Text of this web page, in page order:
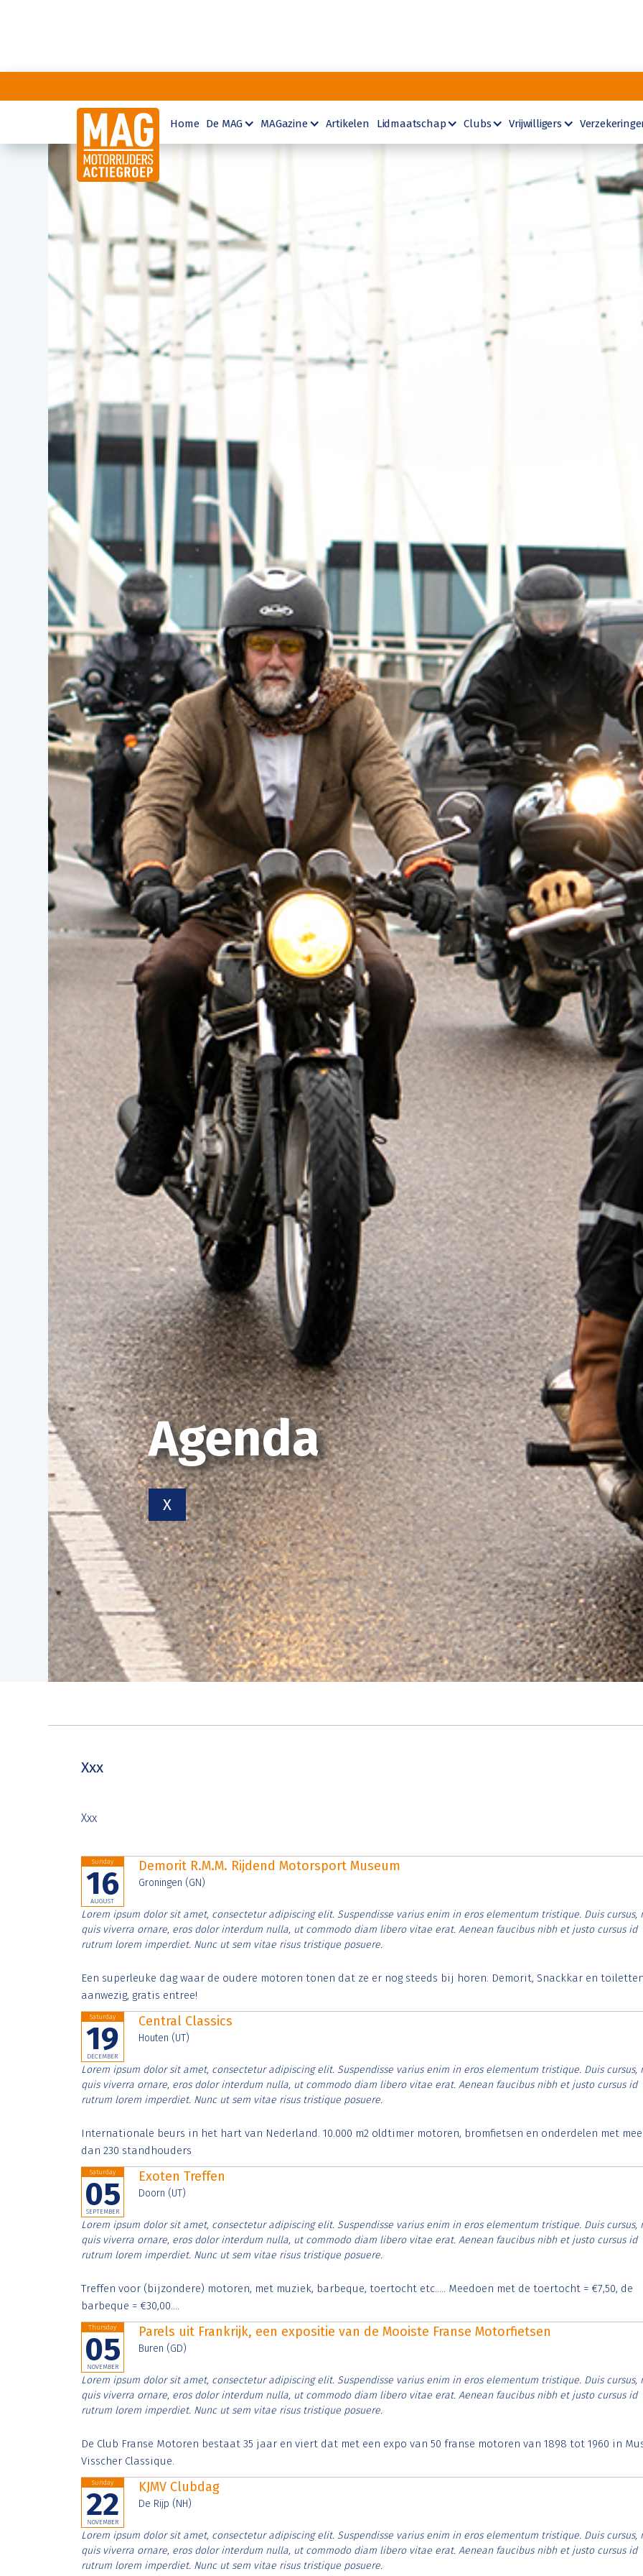
Home De MAG MAGazine Artikelen Lidmaatschap Clubs Vrijwilligers
Agenda
X
Xxx
Xxx
Sunday
16
AUGUST
Demorit R.M.M. Rijdend Motorsport Museum
Groningen (GN)
Lorem ipsum dolor sit amet, consectetur adipiscing elit. Suspendisse varius enim in eros elementum tristique. Duis cursus,
quis viverra ornare, eros dolor interdum nulla, ut commodo diam libero vitae erat. Aenean faucibus nibh et justo cursus id
rutrum lorem imperdiet. Nunc ut sem vitae risus tristique posuere.
Een superleuke dag waar de oudere motoren tonen dat ze er nog steeds bij horen. Demorit, Snackkar en
aanwezig, gratis entree!
Saturday
19
DECEMBER
Central Classics
Houten (UT)
Lorem ipsum dolor sit amet, consectetur adipiscing elit. Suspendisse varius enim in eros elementum tristique. Duis cursus,
quis viverra ornare, eros dolor interdum nulla, ut commodo diam libero vitae erat. Aenean faucibus nibh et justo cursus id
rutrum lorem imperdiet. Nunc ut sem vitae risus tristique posuere.
Internationale beurs in het hart van Nederland. 10.000 m2 oldtimer motoren, bromfietsen en onderdelen met
dan 230 standhouders
Saturday
05
SEPTEMBER
Exoten Treffen
Doorn (UT)
Lorem ipsum dolor sit amet, consectetur adipiscing elit. Suspendisse varius enim in eros elementum tristique. Duis cursus,
quis viverra ornare, eros dolor interdum nulla, ut commodo diam libero vitae erat. Aenean faucibus nibh et justo cursus id
rutrum lorem imperdiet. Nunc ut sem vitae risus tristique posuere.
Treffen voor (bijzondere) motoren, met muziek, barbeque, toertocht etc..... Meedoen met de toertocht = €7,50, de
barbeque = €30,00....
Thursday
05
NOVEMBER
Parels uit Frankrijk, een expositie van de Mooiste Franse Motorfietsen
Buren (GD)
Lorem ipsum dolor sit amet, consectetur adipiscing elit. Suspendisse varius enim in eros elementum tristique. Duis cursus,
quis viverra ornare, eros dolor interdum nulla, ut commodo diam libero vitae erat. Aenean faucibus nibh et justo cursus id
rutrum lorem imperdiet. Nunc ut sem vitae risus tristique posuere.
De Club Franse Motoren bestaat 35 jaar en viert dat met een expo van 50 franse motoren van 1898 tot 1960 in
Visscher Classique.
Sunday
22
NOVEMBER
KJMV Clubdag
De Rijp (NH)
Lorem ipsum dolor sit amet, consectetur adipiscing elit. Suspendisse varius enim in eros elementum tristique. Duis cursus,
quis viverra ornare, eros dolor interdum nulla, ut commodo diam libero vitae erat. Aenean faucibus nibh et justo cursus id
rutrum lorem imperdiet. Nunc ut sem vitae risus tristique posuere.